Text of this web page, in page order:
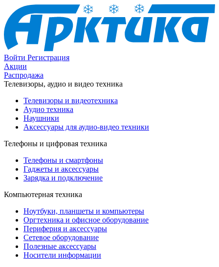
Войти Регистрация
Акции
Распродажа
Телевизоры, аудио и видео техника
Телевизоры и видеотехника
Аудио техника
Наушники
Аксессуары для аудио-видео техники
Телефоны и цифровая техника
Телефоны и смартфоны
Гаджеты и аксессуары
Зарядка и подключение
Компьютерная техника
Ноутбуки, планшеты и компьютеры
Оргтехника и офисное оборудование
Периферия и аксессуары
Cетевое оборудование
Полезные аксессуары
Носители информации